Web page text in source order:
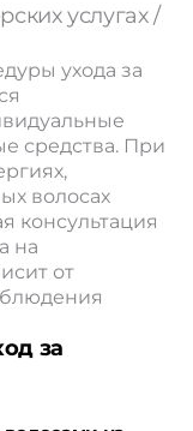
услугах /
ухода за
средства. При
волосах
консультация
на
от
за